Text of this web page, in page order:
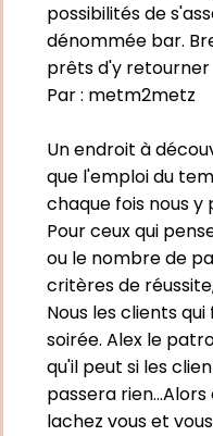
possibilités de
dénommée bar.
prêts d'y retourner
Par : metm2metz
Un endroit à
que l'emploi du
chaque fois nous
Pour ceux qui
ou le nombre de
critères de
Nous les clients
soirée. Alex le
qu'il peut si les
passera
lachez vous et